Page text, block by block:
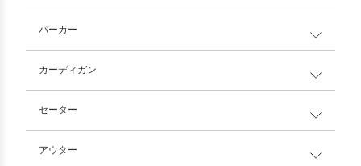
パーカー
カーディガン
セーター
アウター